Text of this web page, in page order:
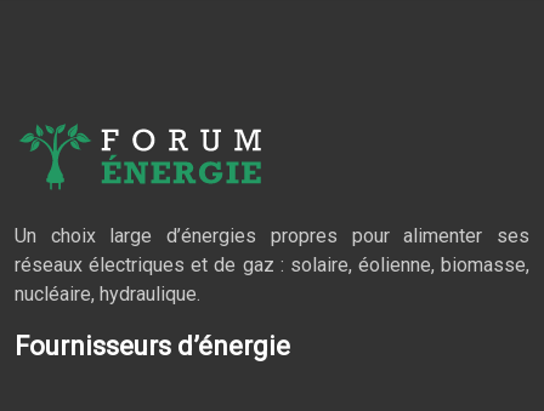
Un choix large d’énergies propres pour alimenter ses
réseaux électriques et de gaz : solaire, éolienne, biomasse,
nucléaire, hydraulique.
Fournisseurs d’énergie